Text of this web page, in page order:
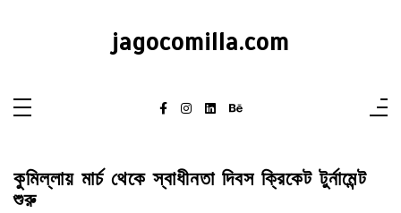
jagocomilla.com
কুমিল্লায় মার্চ থেকে স্বাধীনতা দিবস ক্রিকেট টুর্নামেন্ট
শুরু